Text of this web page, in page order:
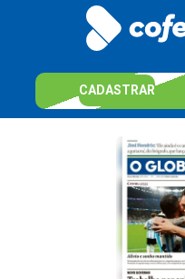
CADASTRAR